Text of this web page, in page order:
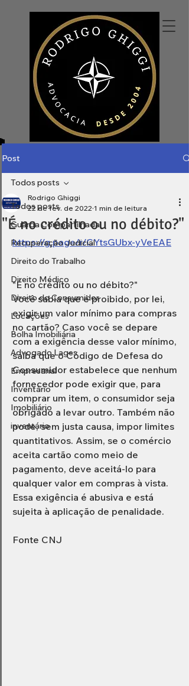
Post
Todos posts
Guarda Compartilhada
Recuperação Judicial
Direito do Trabalho
Direito Médico
Direito do Consumidor
Locações
Bolha Imobiliária
Advogado Lages
Empresarial
Inventário
Imobiliário
inventário
Todos posts
"É no crédito ou no débito?"
Rodrigo Ghiggi
22 de fev. de 2022 1 min de leitura
https://g.page/r/CYtsGUbx-yVeEAE
"É no crédito ou no débito?"
Você sabia que é proibido, por lei,
exigir um valor mínimo para compras
no cartão? Caso você se depare
com a exigência desse valor mínimo,
saiba que o Código de Defesa do
Consumidor estabelece que nenhum
fornecedor pode exigir que, para
comprar um item, o consumidor seja
obrigado a levar outro. Também não
pode, sem justa causa, impor limites
quantitativos. Assim, se o comércio
aceita cartão como meio de
pagamento, deve aceitá-lo para
qualquer valor em compras à vista.
Essa exigência é abusiva e está
sujeita à aplicação de penalidade.
Fonte CNJ